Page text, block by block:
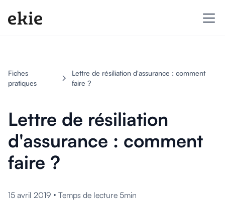
Fiches
pratiques
Lettre de résiliation d'assurance : comment
faire ?
Lettre de résiliation
d'assurance : comment
faire ?
15 avril 2019 • Temps de lecture 5min